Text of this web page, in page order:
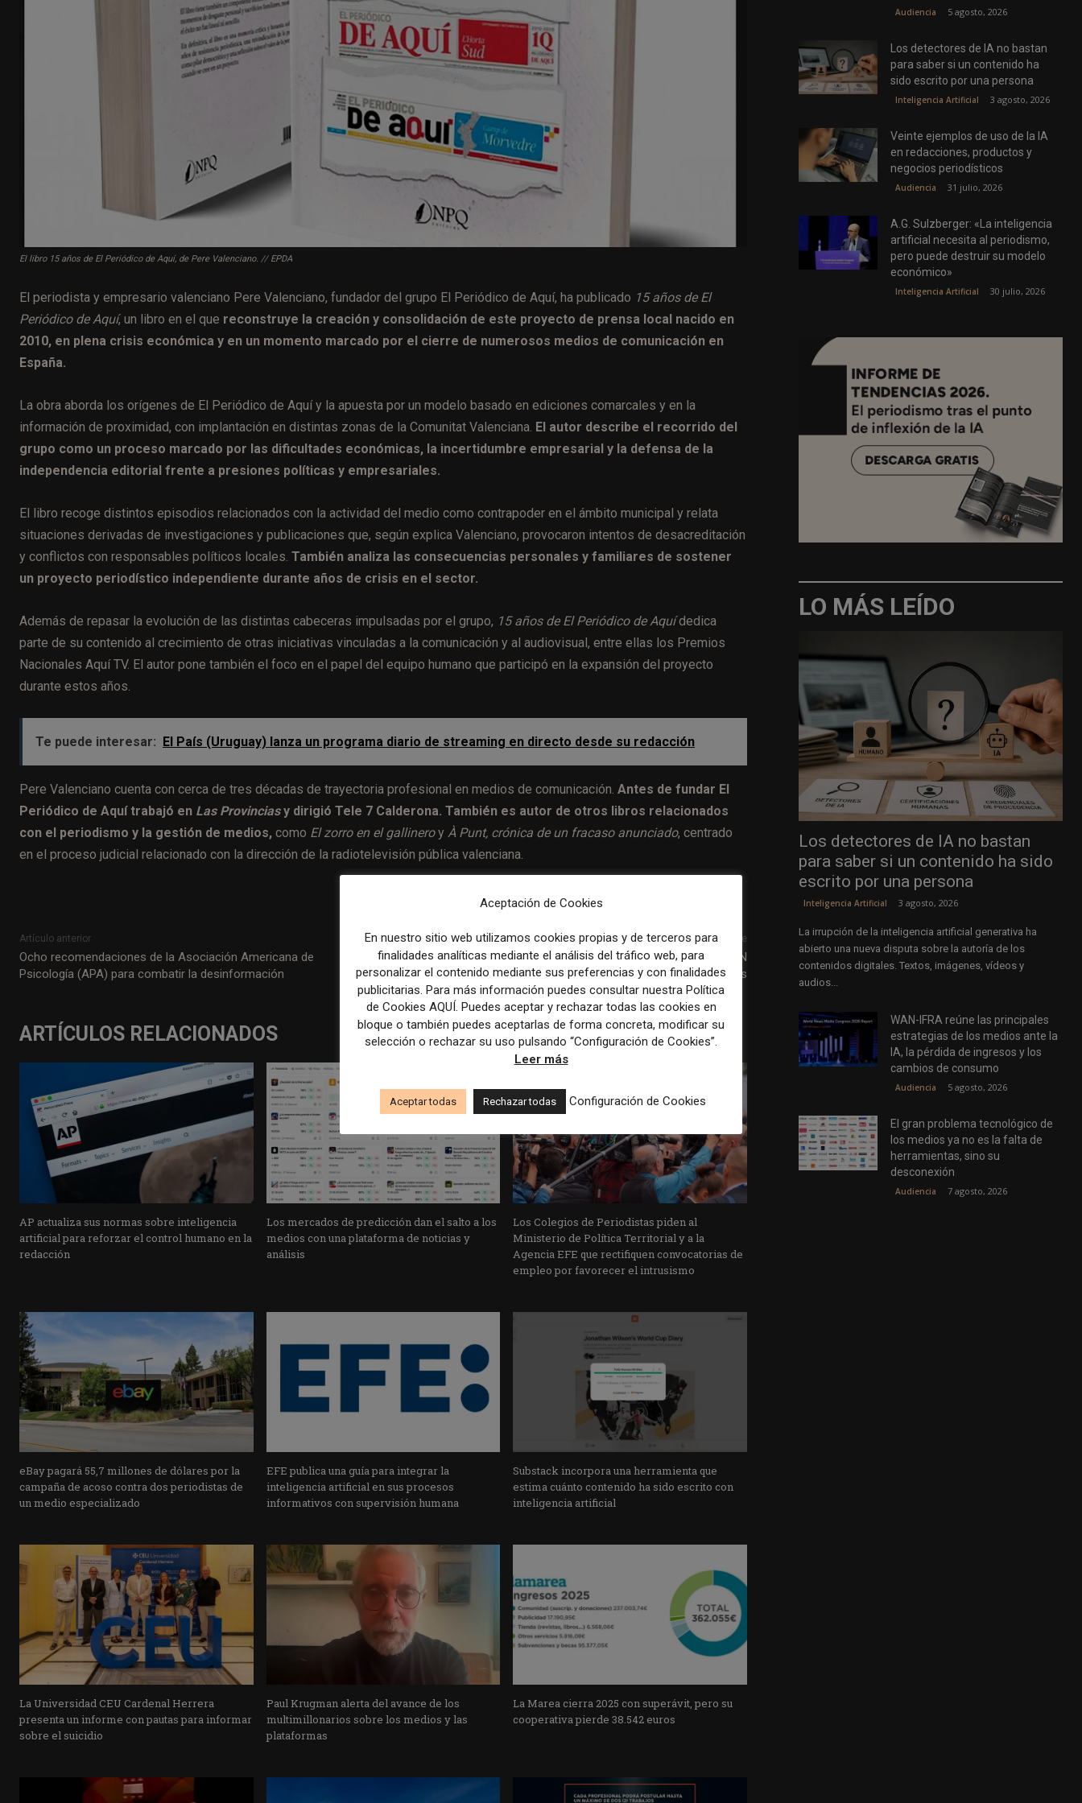
El libro 15 años de El Periódico de Aquí, de Pere Valenciano. // EPDA
El periodista y empresario valenciano Pere Valenciano, fundador del grupo El Periódico de Aquí, ha publicado 15 años de El
Periódico de Aquí, un libro en el que reconstruye la creación y consolidación de este proyecto de prensa local nacido en
2010, en plena crisis económica y en un momento marcado por el cierre de numerosos medios de comunicación en
España.
La obra aborda los orígenes de El Periódico de Aquí y la apuesta por un modelo basado en ediciones comarcales y en la
información de proximidad, con implantación en distintas zonas de la Comunitat Valenciana. El autor describe el recorrido del
grupo como un proceso marcado por las dificultades económicas, la incertidumbre empresarial y la defensa de la
independencia editorial frente a presiones políticas y empresariales.
El libro recoge distintos episodios relacionados con la actividad del medio como contrapoder en el ámbito municipal y relata
situaciones derivadas de investigaciones y publicaciones que, según explica Valenciano, provocaron intentos de desacreditación
y conflictos con responsables políticos locales. También analiza las consecuencias personales y familiares de sostener
un proyecto periodístico independiente durante años de crisis en el sector.
Además de repasar la evolución de las distintas cabeceras impulsadas por el grupo, 15 años de El Periódico de Aquídedica
parte de su contenido al crecimiento de otras iniciativas vinculadas a la comunicación y al audiovisual, entre ellas los Premios
Nacionales Aquí TV. El autor pone también el foco en el papel del equipo humano que participó en la expansión del proyecto
durante estos años.
Te puede interesar: El País (Uruguay) lanza un programa diario de streaming en directo desde su redacción
Pere Valenciano cuenta con cerca de tres décadas de trayectoria profesional en medios de comunicación. Antes de fundar El
Periódico de Aquí trabajó en Las Provinciasy dirigió Tele 7 Calderona. También es autor de otros libros relacionados
con el periodismo y la gestión de medios, como El zorro en el gallineroy À Punt, crónica de un fracaso anunciado, centrado
en el proceso judicial relacionado con la dirección de la radiotelevisión pública valenciana.
Artículo anterior
Ocho recomendaciones de la Asociación Americana de
Psicología (APA) para combatir la desinformación
Artículo siguiente
CNN sues Perplexity over alleged AI copyright theft | CNN
Business
ARTÍCULOS RELACIONADOS
AP actualiza sus normas sobre inteligencia
artificial para reforzar el control humano en la
redacción
Los mercados de predicción dan el salto a los
medios con una plataforma de noticias y
análisis
Los Colegios de Periodistas piden al
Ministerio de Política Territorial y a la
Agencia EFE que rectifiquen convocatorias de
empleo por favorecer el intrusismo
eBay pagará 55,7 millones de dólares por la
campaña de acoso contra dos periodistas de
un medio especializado
EFE publica una guía para integrar la
inteligencia artificial en sus procesos
informativos con supervisión humana
Substack incorpora una herramienta que
estima cuánto contenido ha sido escrito con
inteligencia artificial
La Universidad CEU Cardenal Herrera
presenta un informe con pautas para informar
sobre el suicidio
Paul Krugman alerta del avance de los
multimillonarios sobre los medios y las
plataformas
La Marea cierra 2025 con superávit, pero su
cooperativa pierde 38.542 euros
Audiencia 5 agosto, 2026
Los detectores de IA no bastan
para saber si un contenido ha
sido escrito por una persona
Inteligencia Artificial 3 agosto, 2026
Veinte ejemplos de uso de la IA
en redacciones, productos y
negocios periodísticos
Audiencia 31 julio, 2026
A.G. Sulzberger: «La inteligencia
artificial necesita al periodismo,
pero puede destruir su modelo
económico»
Inteligencia Artificial 30 julio, 2026
LO MÁS LEÍDO
Los detectores de IA no bastan
para saber si un contenido ha sido
escrito por una persona
Inteligencia Artificial 3 agosto, 2026
La irrupción de la inteligencia artificial generativa ha
abierto una nueva disputa sobre la autoría de los
contenidos digitales. Textos, imágenes, vídeos y
audios...
WAN-IFRA reúne las principales
estrategias de los medios ante la
IA, la pérdida de ingresos y los
cambios de consumo
Audiencia 5 agosto, 2026
El gran problema tecnológico de
los medios ya no es la falta de
herramientas, sino su
desconexión
Audiencia 7 agosto, 2026
Aceptación de Cookies
En nuestro sitio web utilizamos cookies propias y de terceros para
finalidades analíticas mediante el análisis del tráfico web, para
personalizar el contenido mediante sus preferencias y con finalidades
publicitarias. Para más información puedes consultar nuestra Política
de Cookies AQUÍ. Puedes aceptar y rechazar todas las cookies en
bloque o también puedes aceptarlas de forma concreta, modificar su
selección o rechazar su uso pulsando “Configuración de Cookies”.
Leer más
Aceptar todas Rechazar todas Configuración de Cookies